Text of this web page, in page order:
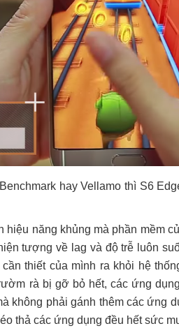
hay Vellamo thì S6
hiệu năng khủng mà phần mềm
tượng về lag và độ trễ luôn
thiết của mình ra khỏi hệ
rà bị gỡ bỏ hết, các ứng
không phải gánh thêm các ứng
thả các ứng dụng đều hết sức